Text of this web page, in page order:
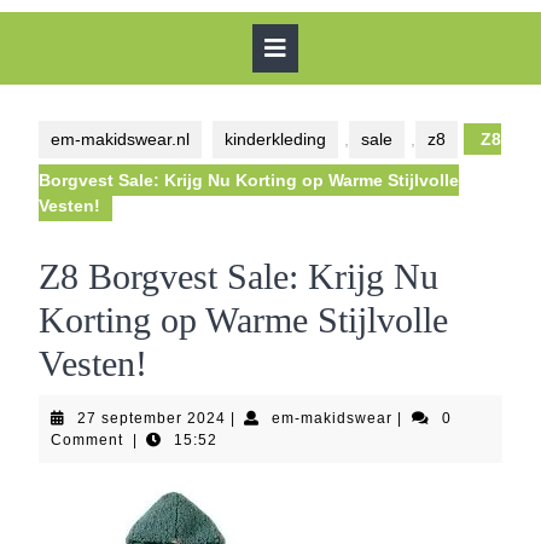
em-makidswear.nl kinderkleding sale z8 Z8
Borgvest Sale: Krijg Nu Korting op Warme Stijlvolle
Vesten!
Z8 Borgvest Sale: Krijg Nu
Korting op Warme Stijlvolle
Vesten!
27 september 2024 27
em-makidswear em-
0
Comment
15:52